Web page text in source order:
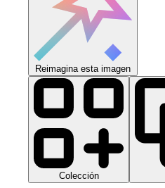
Reimagina esta imagen
Colección